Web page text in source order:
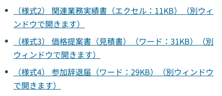
（様式2） 関連業務実績書（エクセル：11KB）（別ウィ
ンドウで開きます）
（様式3） 価格提案書（見積書）（ワード：31KB）（別
ウィンドウで開きます）
（様式4） 参加辞退届（ワード：29KB）（別ウィンドウ
で開きます）